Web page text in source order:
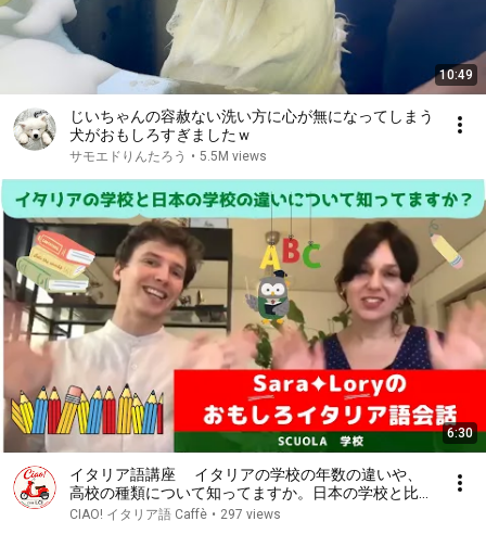
10:49
じいちゃんの容赦ない洗い方に心が無になってしまう
犬がおもしろすぎましたｗ
サモエドりんたろう • 5.5M views
6:30
イタリア語講座 イタリアの学校の年数の違いや、
高校の種類について知ってますか。日本の学校と比較
してみます。～オモシロ、楽しくイタリア語会話のレ
CIAO! イタリア語 Caffè • 297 views